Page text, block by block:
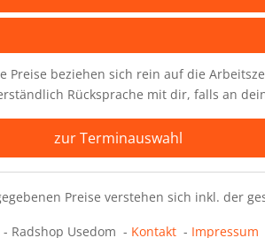
Preise beziehen sich rein auf die
Rücksprache mit dir, falls an
zur Terminauswahl
Preise verstehen sich inkl. der
Radshop Usedom - Kontakt - Impressum